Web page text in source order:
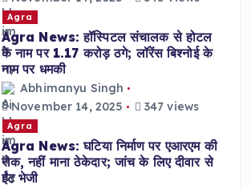
Agra
Agra News: हॉस्पिटल संचालक से होटल
के नाम पर 1.17 करोड़ ठगे; लॉरेंस बिश्नोई के
नाम पर धमकी
Abhimanyu Singh
November 14, 2025
347 views
Agra
Agra News: घटिया निर्माण पर एआरएम की
रोक, नहीं माना ठेकेदार; जांच के लिए दीवार से
ईंट भेजी